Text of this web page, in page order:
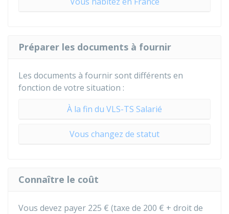
Préparer les documents à fournir
Les documents à fournir sont différents en
fonction de votre situation :
À la fin du VLS-TS Salarié
Vous changez de statut
Connaître le coût
Vous devez payer 225 € (taxe de 200 € + droit de